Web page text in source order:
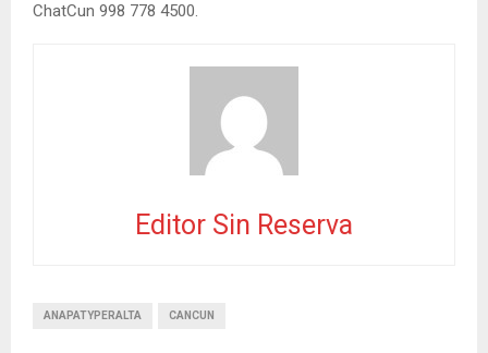
ChatCun 998 778 4500.
Editor Sin Reserva
ANAPATYPERALTA CANCUN